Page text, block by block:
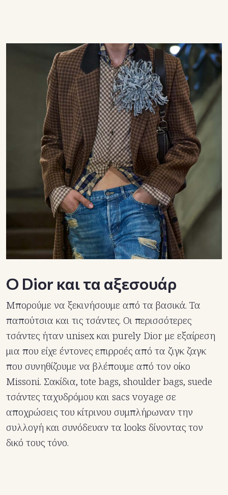
Ο Dior και τα αξεσουάρ
Μπορούμε να ξεκινήσουμε από τα βασικά. Τα
παπούτσια και τις τσάντες. Οι περισσότερες
τσάντες ήταν unisex και purely Dior με εξαίρεση
μια που είχε έντονες επιρροές από τα ζιγκ ζαγκ
που συνηθίζουμε να βλέπουμε από τον οίκο
Missoni. Σακίδια, tote bags, shoulder bags, suede
τσάντες ταχυδρόμου και sacs voyage σε
αποχρώσεις του κίτρινου συμπλήρωναν την
συλλογή και συνόδευαν τα looks δίνοντας τον
δικό τους τόνο.